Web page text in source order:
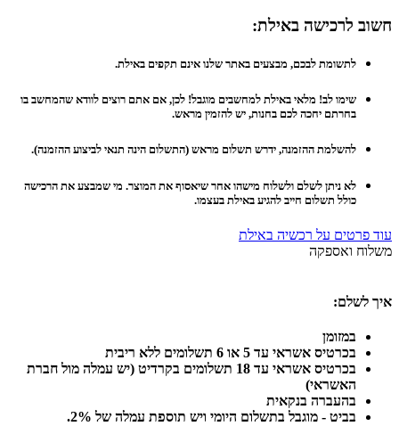
חשוב לרכישה באילת:
לתשומת לבכם, מבצעים באתר שלנו אינם תקפים באילת.
שימו לב! מלאי באילת למחשבים מוגבל! לכן, אם אתם רוצים לוודא שהמחשב בו
בחרתם יחכה לכם בחנות, יש להזמין מראש.
להשלמת ההזמנה, ידרש תשלום מראש (התשלום הינה תנאי לביצוע ההזמנה).
לא ניתן לשלם ולשלוח מישהו אחר שיאסוף את המוצר. מי שמבצע את הרכישה
כולל תשלום חייב להגיע באילת בעצמו.
עוד פרטים על רכשיה באילת
משלוח ואספקה
איך לשלם:
במזומן
בכרטיס אשראי עד 5 או 6 תשלומים ללא ריבית
בכרטיס אשראי עד 18 תשלומים בקרדיט (יש עמלה מול חברת
האשראי)
בהעברה בנקאית
בביט - מוגבל בתשלום היומי ויש תוספת עמלה של 2%.